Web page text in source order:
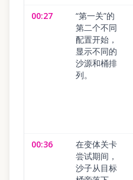
00:27
“第一关”的
第二个不同
配置开始，
显示不同的
沙源和桶排
列。
00:36
在变体关卡
尝试期间，
沙子从目标